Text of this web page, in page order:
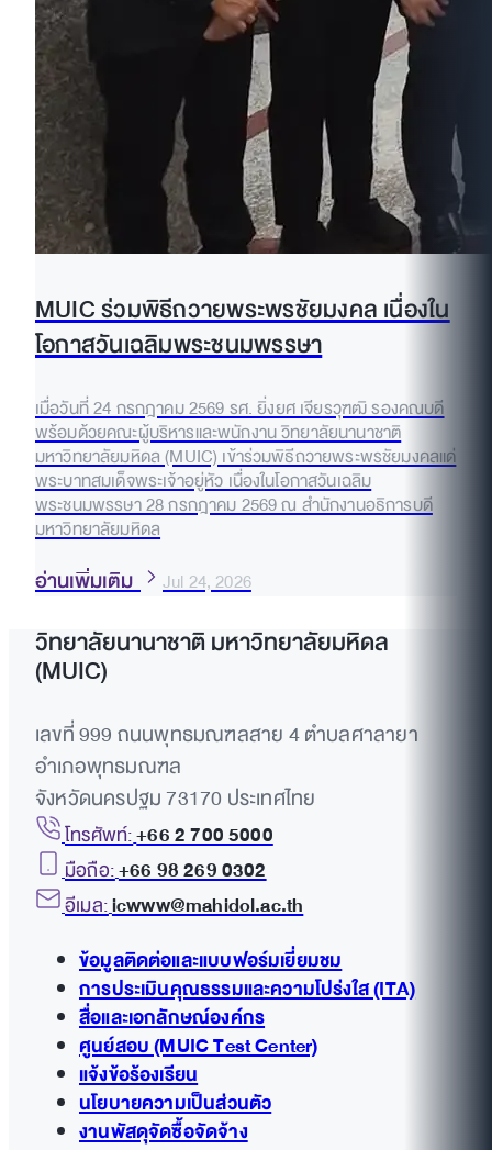
MUIC ร่วมพิธีถวายพระพรชัยมงคล เนื่องใน
โอกาสวันเฉลิมพระชนมพรรษา
เมื่อวันที่ 24 กรกฎาคม 2569 รศ. ยิ่งยศ เจียรวุฑฒิ รองคณบดี
พร้อมด้วยคณะผู้บริหารและพนักงาน วิทยาลัยนานาชาติ
มหาวิทยาลัยมหิดล (MUIC) เข้าร่วมพิธีถวายพระพรชัยมงคลแด่
พระบาทสมเด็จพระเจ้าอยู่หัว เนื่องในโอกาสวันเฉลิม
พระชนมพรรษา 28 กรกฎาคม 2569 ณ สำนักงานอธิการบดี
มหาวิทยาลัยมหิดล
อ่านเพิ่มเติม Jul 24, 2026
วิทยาลัยนานาชาติ มหาวิทยาลัยมหิดล
(MUIC)
เลขที่ 999 ถนนพุทธมณฑลสาย 4 ตำบลศาลายา
อำเภอพุทธมณฑล
จังหวัดนครปฐม 73170 ประเทศไทย
โทรศัพท์:+66 2 700 5000
มือถือ:+66 98 269 0302
อีเมล:icwww@mahidol.ac.th
ข้อมูลติดต่อและแบบฟอร์มเยี่ยมชม
การประเมินคุณธรรมและความโปร่งใส (ITA)
สื่อและเอกลักษณ์องค์กร
ศูนย์สอบ (MUIC Test Center)
แจ้งข้อร้องเรียน
นโยบายความเป็นส่วนตัว
งานพัสดุจัดซื้อจัดจ้าง